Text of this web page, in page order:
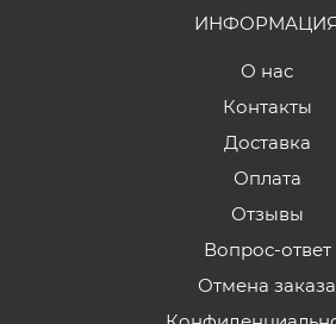
О нас
Контакты
Доставка
Оплата
Отзывы
Вопрос-ответ
Отмена заказа